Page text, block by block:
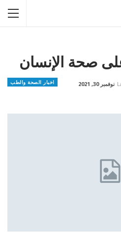
صحة الإنسان
اخبار الصحة والطب
نوفمبر 30, 2021